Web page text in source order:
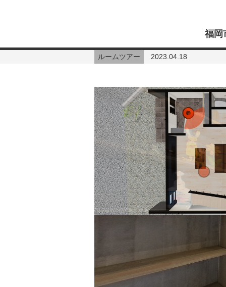
福岡
ルームツアー 2023.04.18